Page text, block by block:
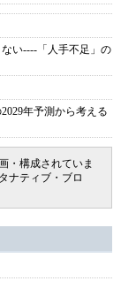
い----「人手不足」の
年予測から考える
・構成されていま
ナティブ・ブロ